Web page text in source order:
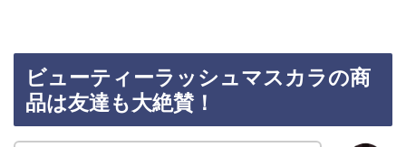
ビューティーラッシュマスカラの商
品は友達も大絶賛！